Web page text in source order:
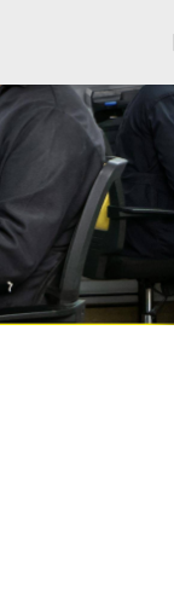
medición